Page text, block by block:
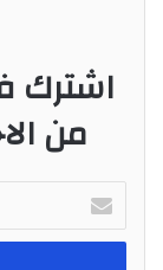
اشترك
من
خ